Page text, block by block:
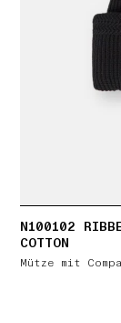
N100102
COTTON
Mütze mit